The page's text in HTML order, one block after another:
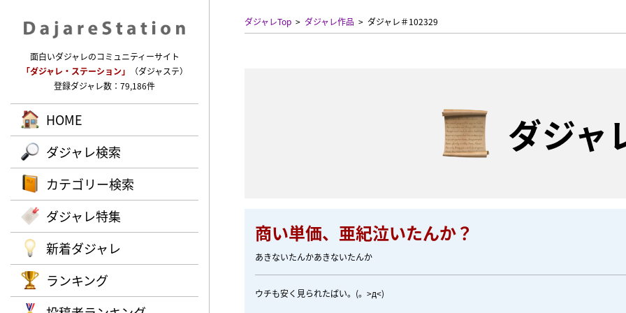
面白いダジャレのコミュニティーサイト
「ダジャレ・ステーション」
（ダジャステ）
登録ダジャレ数：79,186件
HOME
ダジャレ検索
カテゴリー検索
ダジャレ特集
新着ダジャレ
ランキング
ダジャレTop ダジャレ作品 ダジャレ＃102329
ダジャ
商い単価、亜紀泣いたんか？
あきないたんかあきないたんか
ウチも安く見られたばい。(。>д<)